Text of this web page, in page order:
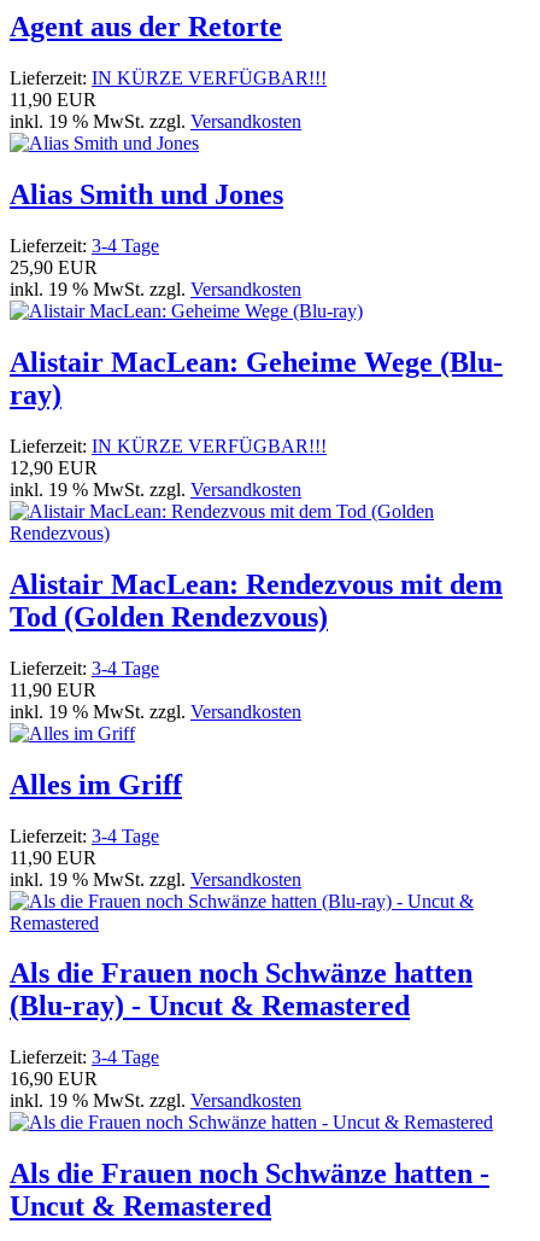
Agent aus der Retorte
Lieferzeit: IN KÜRZE VERFÜGBAR!!!
11,90 EUR
inkl. 19 % MwSt. zzgl. Versandkosten
Alias Smith und Jones
Lieferzeit: 3-4 Tage
25,90 EUR
inkl. 19 % MwSt. zzgl. Versandkosten
Alistair MacLean: Geheime Wege (Blu-
ray)
Lieferzeit: IN KÜRZE VERFÜGBAR!!!
12,90 EUR
inkl. 19 % MwSt. zzgl. Versandkosten
Alistair MacLean: Rendezvous mit dem
Tod (Golden Rendezvous)
Lieferzeit: 3-4 Tage
11,90 EUR
inkl. 19 % MwSt. zzgl. Versandkosten
Alles im Griff
Lieferzeit: 3-4 Tage
11,90 EUR
inkl. 19 % MwSt. zzgl. Versandkosten
Als die Frauen noch Schwänze hatten
(Blu-ray) - Uncut & Remastered
Lieferzeit: 3-4 Tage
16,90 EUR
inkl. 19 % MwSt. zzgl. Versandkosten
Als die Frauen noch Schwänze hatten -
Uncut & Remastered